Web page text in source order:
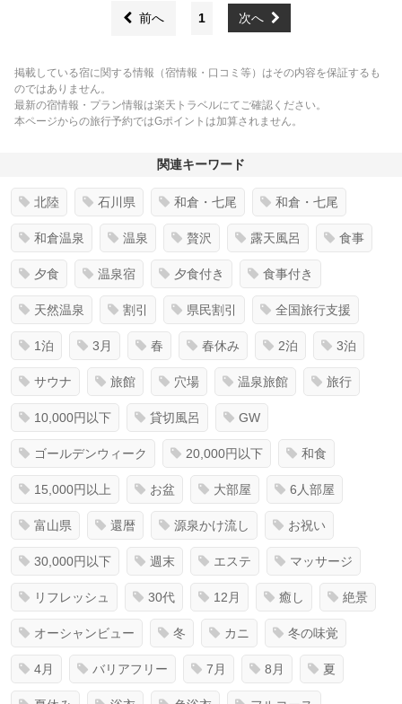
前へ 1 次へ
掲載している宿に関する情報（宿情報・口コミ等）はその内容を保証するも
のではありません。
最新の宿情報・プラン情報は楽天トラベルにてご確認ください。
本ページからの旅行予約ではGポイントは加算されません。
関連キーワード
北陸 石川県 和倉・七尾 和倉・七尾
和倉温泉 温泉 贅沢 露天風呂 食事
夕食 温泉宿 夕食付き 食事付き
天然温泉 割引 県民割引 全国旅行支援
1泊 3月 春 春休み 2泊 3泊
サウナ 旅館 穴場 温泉旅館 旅行
10,000円以下 貸切風呂 GW
ゴールデンウィーク 20,000円以下 和食
15,000円以上 お盆 大部屋 6人部屋
富山県 還暦 源泉かけ流し お祝い
30,000円以下 週末 エステ マッサージ
リフレッシュ 30代 12月 癒し 絶景
オーシャンビュー 冬 カニ 冬の味覚
4月 バリアフリー 7月 8月 夏